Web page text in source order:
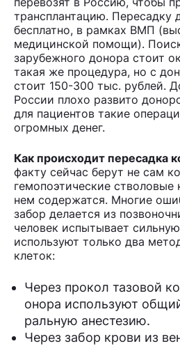
трансплантацию. Пересадку
бесплатно, в рамках ВМП
медицинской помощи).
зарубежного донора стоит
такая же процедура, но с
стоит 150-300 тыс. рублей.
России плохо развито
для пациентов такие
огромных денег.
Как происходит пересадка
факту сейчас берут не сам
гемопоэтические стволовые
нем содержатся. Многие
забор делается из
человек испытывает
используют только два
клеток:
Через прокол тазовой
онора используют
ральную анестезию.
Через забор крови из